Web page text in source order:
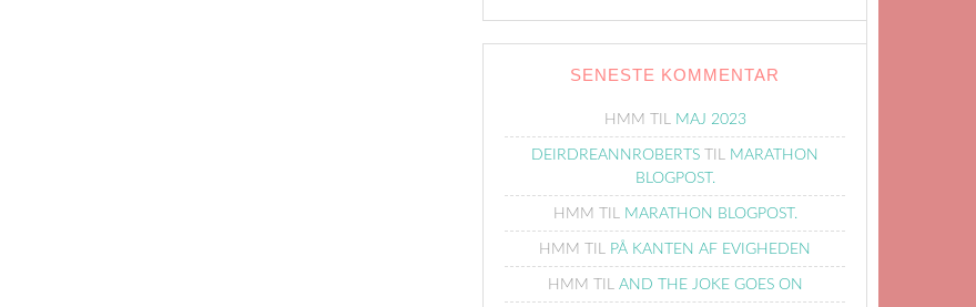
SENESTE KOMMENTAR
HMM TIL MAJ 2023
DEIRDREANNROBERTS TIL MARATHON
BLOGPOST.
HMM TIL MARATHON BLOGPOST.
HMM TIL PÅ KANTEN AF EVIGHEDEN
HMM TIL AND THE JOKE GOES ON